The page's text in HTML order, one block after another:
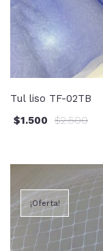
Tul liso TF-02TB
$2.500
$1.500
¡Oferta!